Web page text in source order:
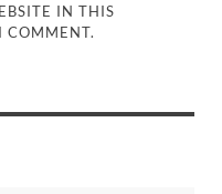
IN THIS
COMMENT.